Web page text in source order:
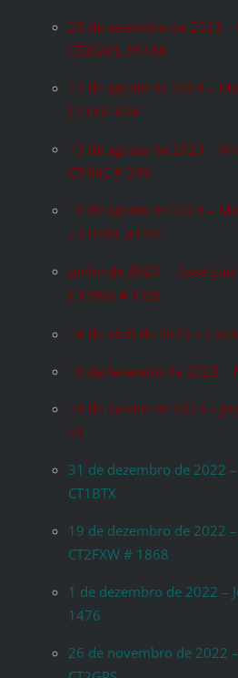
29 de setembro de 2023 –
CT2GWL #1486
22 de agosto de 2023 –
CT1KD #34
13 de agosto de 2023 –
CT4NC # 369
11 de agosto de 2023 –
– CU3BL #1391
junho de 2023 – José
CT2INV # 1700
14 de abril de 2023 –
11 de fevereiro de 2023 –
18 de janeiro de 2023 –
31
31 de dezembro de 2022 –
CT1BTX
19 de dezembro de 2022
CT2FXW # 1868
1 de dezembro de 2022 –
1476
26 de novembro de 2022